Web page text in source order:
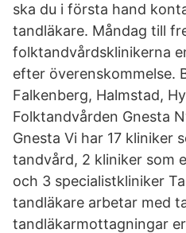
ska du i första hand
tandläkare. Måndag till
folktandvårdsklinikerna
efter överenskommelse.
Falkenberg, Halmstad,
Folktandvården Gnesta
Gnesta Vi har 17 kliniker
tandvård, 2 kliniker som
och 3 specialistkliniker
tandläkare arbetar med
tandläkarmottagningar